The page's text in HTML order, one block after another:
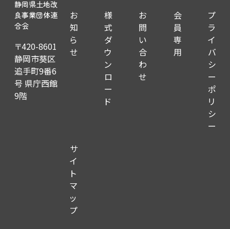
静岡県土地改
良事業団体連
合会
〒420-8601
静岡市葵区
追手町9番6
号 県庁西館
9階
お
知
ら
せ
様
式
ダ
ウ
ン
ロ
ー
ド
お
問
い
合
わ
せ
会
員
専
用
プ
ラ
イ
バ
シ
ー
ポ
リ
シ
ー
サ
イ
ト
マ
ッ
プ